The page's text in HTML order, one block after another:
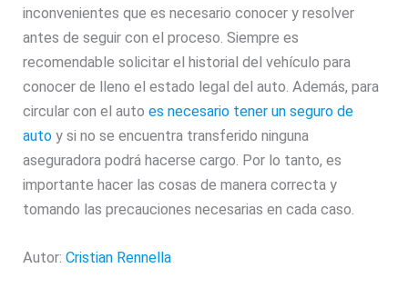
inconvenientes que es necesario conocer y resolver
antes de seguir con el proceso. Siempre es
recomendable solicitar el historial del vehículo para
conocer de lleno el estado legal del auto. Además, para
circular con el autoes necesario tener un seguro de
autoy si no se encuentra transferido ninguna
aseguradora podrá hacerse cargo. Por lo tanto, es
importante hacer las cosas de manera correcta y
tomando las precauciones necesarias en cada caso.
Autor:Cristian Rennella